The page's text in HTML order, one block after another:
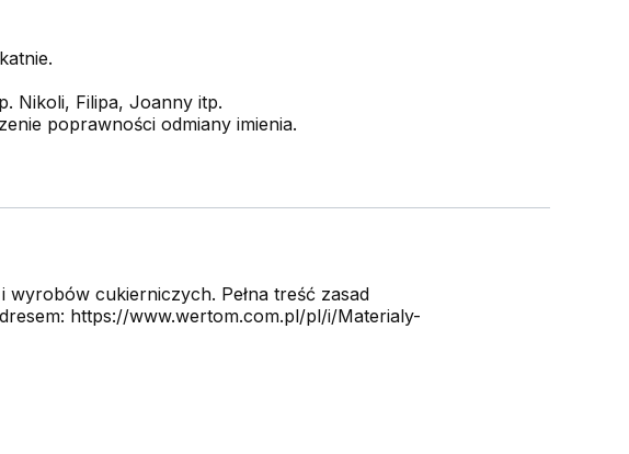
Nikoli, Filipa, Joanny itp.
poprawności odmiany imienia.
cukierniczych. Pełna treść zasad
https://www.wertom.com.pl/pl/i/Materialy-